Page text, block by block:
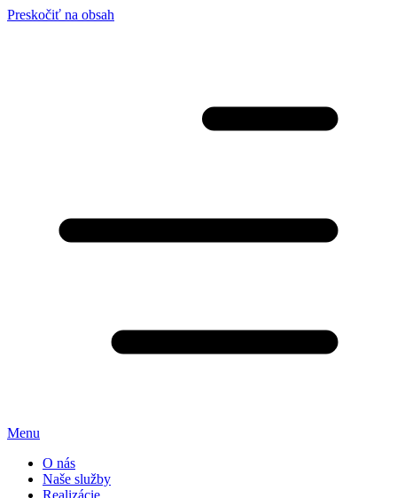
Preskočiť na obsah
Menu
O nás
Naše služby
Realizácie